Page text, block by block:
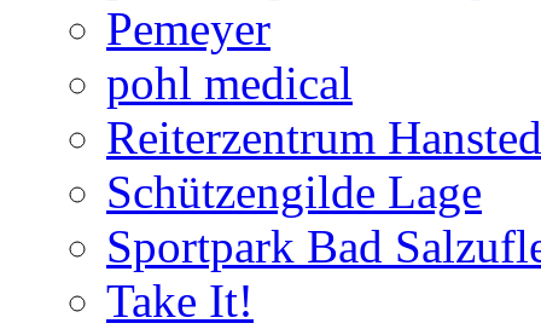
Pemeyer
pohl medical
Reiterzentrum
Schützengilde Lage
Sportpark Bad
Take It!